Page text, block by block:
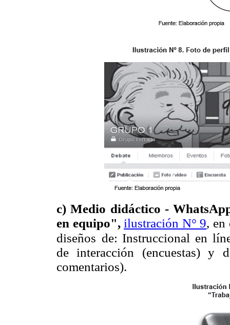
c) Medio didáctico -
en equipo", ilustración N° 9, en
diseños de: Instruccional en
de interacción (encuestas) y
comentarios).